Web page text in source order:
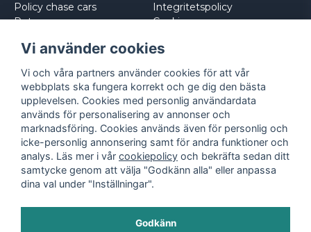
Policy chase cars
Returnera
Integritetspolicy
Cookies
Vi använder cookies
Vi och våra partners använder cookies för att vår
webbplats ska fungera korrekt och ge dig den bästa
upplevelsen. Cookies med personlig användardata
används för personalisering av annonser och
marknadsföring. Cookies används även för personlig och
icke-personlig annonsering samt för andra funktioner och
analys. Läs mer i vår cookiepolicy och bekräfta sedan ditt
samtycke genom att välja "Godkänn alla" eller anpassa
dina val under "Inställningar".
Godkänn